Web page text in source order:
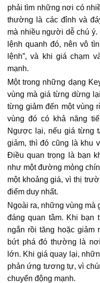
phải tìm những nơi có
thường là các đỉnh và
mà nhiều người dễ chú
lệnh quanh đó, nên vô
lệnh”, và khi giá chạm
mạnh.
Một trong những dạng
vùng mà giá từng dừng
từng giảm đến một vùng
vùng đó có khả năng
Ngược lại, nếu giá từng
giảm, thì đó cũng là khu
Điều quan trọng là bạn
như một đường mỏng
một khoảng giá, vì thị
điểm duy nhất.
Ngoài ra, những vùng mà
đáng quan tâm. Khi bạn
ngắn rồi tăng hoặc giảm
bứt phá đó thường là
lớn. Khi giá quay lại,
phản ứng tương tự, vì
chuyển động mạnh.